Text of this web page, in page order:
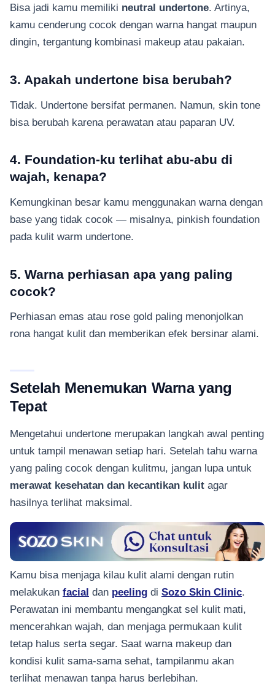
Bisa jadi kamu memiliki neutral undertone. Artinya,
kamu cenderung cocok dengan warna hangat maupun
dingin, tergantung kombinasi makeup atau pakaian.
3. Apakah undertone bisa berubah?
Tidak. Undertone bersifat permanen. Namun, skin tone
bisa berubah karena perawatan atau paparan UV.
4. Foundation-ku terlihat abu-abu di
wajah, kenapa?
Kemungkinan besar kamu menggunakan warna dengan
base yang tidak cocok — misalnya, pinkish foundation
pada kulit warm undertone.
5. Warna perhiasan apa yang paling
cocok?
Perhiasan emas atau rose gold paling menonjolkan
rona hangat kulit dan memberikan efek bersinar alami.
Setelah Menemukan Warna yang
Tepat
Mengetahui undertone merupakan langkah awal penting
untuk tampil menawan setiap hari. Setelah tahu warna
yang paling cocok dengan kulitmu, jangan lupa untuk
merawat kesehatan dan kecantikan kulit agar
hasilnya terlihat maksimal.
Kamu bisa menjaga kilau kulit alami dengan rutin
melakukan facial dan peeling di Sozo Skin Clinic.
Perawatan ini membantu mengangkat sel kulit mati,
mencerahkan wajah, dan menjaga permukaan kulit
tetap halus serta segar. Saat warna makeup dan
kondisi kulit sama-sama sehat, tampilanmu akan
terlihat menawan tanpa harus berlebihan.